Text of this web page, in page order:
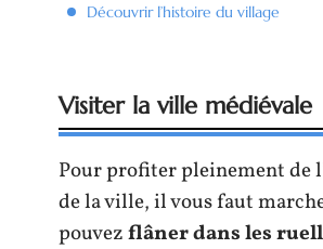
Découvrir l’histoire du village
Visiter la ville médiévale
Pour profiter pleinement de
de la ville, il vous faut
pouvezflâner dans les